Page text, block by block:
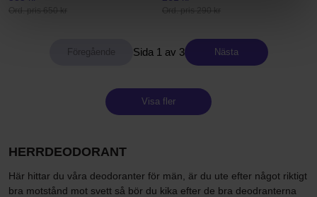
Ord. pris 650 kr Ord. pris 290 kr
Sida 1 av 3 Nästa
Visa fler
HERRDEODORANT
Här hittar du våra deodoranter för män, är du ute efter något riktigt
bra motstånd mot svett så bör du kika efter de bra deodranterna